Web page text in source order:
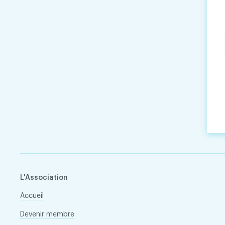
L'Association
Accueil
Devenir membre